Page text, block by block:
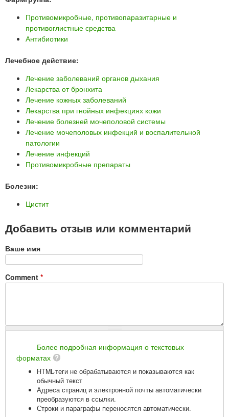
Противомикробные, противопаразитарные и
противоглистные средства
Антибиотики
Лечебное действие:
Лечение заболеваний органов дыхания
Лекарства от бронхита
Лечение кожных заболеваний
Лекарства при гнойных инфекциях кожи
Лечение болезней мочеполовой системы
Лечение мочеполовых инфекций и воспалительной
патологии
Лечение инфекций
Противомикробные препараты
Болезни:
Цистит
Добавить отзыв или комментарий
Ваше имя
Comment *
Более подробная информация о текстовых
форматах
HTML-теги не обрабатываются и показываются как
обычный текст
Адреса страниц и электронной почты автоматически
преобразуются в ссылки.
Строки и параграфы переносятся автоматически.